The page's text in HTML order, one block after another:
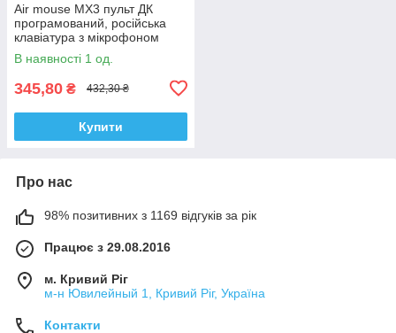
Air mouse MX3 пульт ДК
програмований, російська
клавіатура з мікрофоном
В наявності 1 од.
345,80 ₴ 432,30 ₴
Купити
Про нас
98% позитивних з 1169 відгуків за рік
Працює з 29.08.2016
м. Кривий Ріг
м-н Ювилейный 1, Кривий Ріг, Україна
Контакти